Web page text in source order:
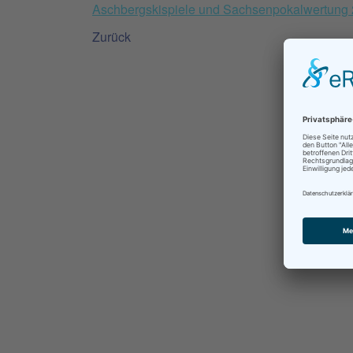
Aschbergskispiele und Sachsenpokalwertung
Zurück